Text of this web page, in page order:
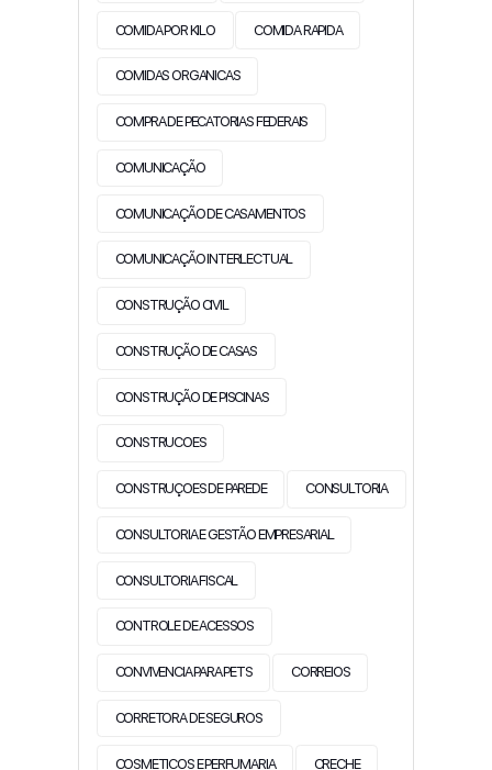
COMIDA POR KILO COMIDA RAPIDA
COMIDAS ORGANICAS
COMPRA DE PECATORIAS FEDERAIS
COMUNICAÇÃO
COMUNICAÇÃO DE CASAMENTOS
COMUNICAÇÃO INTERLECTUAL
CONSTRUÇÃO CIVIL
CONSTRUÇÃO DE CASAS
CONSTRUÇÃO DE PISCINAS
CONSTRUCOES
CONSTRUÇOES DE PAREDE CONSULTORIA
CONSULTORIA E GESTÃO EMPRESARIAL
CONSULTORIA FISCAL
CONTROLE DE ACESSOS
CONVIVENCIA PARA PETS CORREIOS
CORRETORA DE SEGUROS
COSMETICOS E PERFUMARIA CRECHE